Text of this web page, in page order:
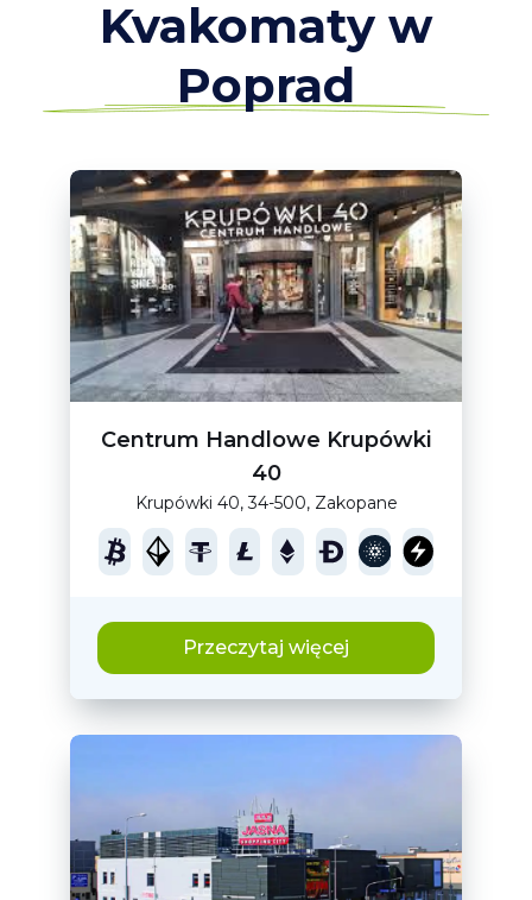
Kvakomaty w
Poprad
Centrum Handlowe Krupówki
40
Krupówki 40, 34-500, Zakopane
Przeczytaj więcej